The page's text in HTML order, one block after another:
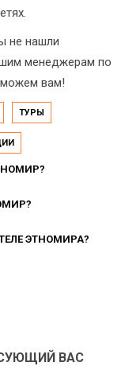
не нашли
менеджерам по
вам!
ТУРЫ
ЭТНОМИРА?
ВАС